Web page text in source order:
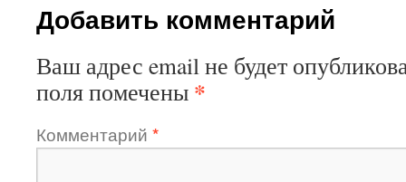
Добавить комментарий
Ваш адрес email не будет
поля помечены *
Комментарий *